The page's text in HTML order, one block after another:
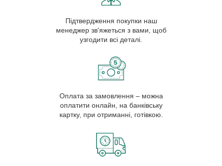
Підтвердження покупки наш
менеджер зв'яжеться з вами, щоб
узгодити всі деталі.
Оплата за замовлення – можна
оплатити онлайн, на банківську
картку, при отриманні, готівкою.